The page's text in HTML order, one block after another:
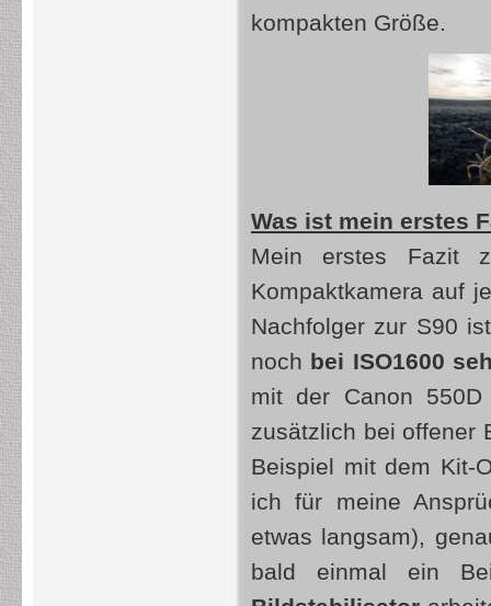
kompakten Größe.
Was ist mein erstes
Mein erstes Fazit
Kompaktkamera auf
Nachfolger zur S90
noch bei ISO1600
mit der Canon
zusätzlich bei offener
Beispiel mit dem Kit-
ich für meine
etwas langsam),
bald einmal ein